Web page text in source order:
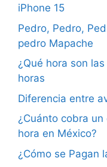
iPhone 15
Pedro, Pedro,
pedro Mapache
¿Qué hora son
horas
Diferencia entre
¿Cuánto cobra
hora en México?
¿Cómo se Pagan